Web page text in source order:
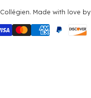
Collégien. Made with love by